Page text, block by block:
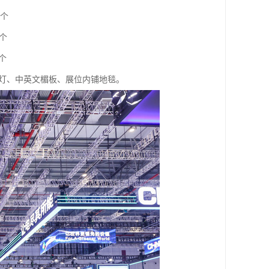
中英文楣板、展位内铺地毯。